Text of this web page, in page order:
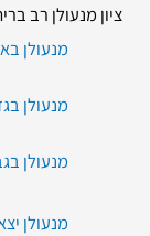
ציון מנעולן רב
מנעולן
מנעולן
מנעולן
מנעולן